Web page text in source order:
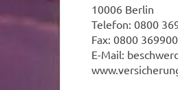
10006 Berlin
Telefon: 0800
Fax: 0800
E-Mail: